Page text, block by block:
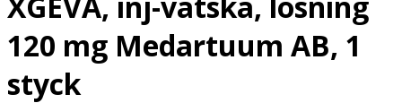
120 mg Medartuum AB, 1
styck